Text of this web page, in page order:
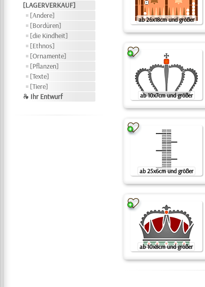
[LAGERVERKAUF]
[Andere]
[Bordüren]
[die Kindheit]
[Ethnos]
[Ornamente]
[Pflanzen]
[Texte]
[Tiere]
❧ Ihr Entwurf
ab 26x18cm und größer
ab 10x7cm und größer
ab 25x6cm und größer
ab 10x8cm und größer